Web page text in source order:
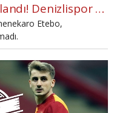
Galatasaray'da Falcao sakatlandı! Denizlispor maçında yok
Etebo,